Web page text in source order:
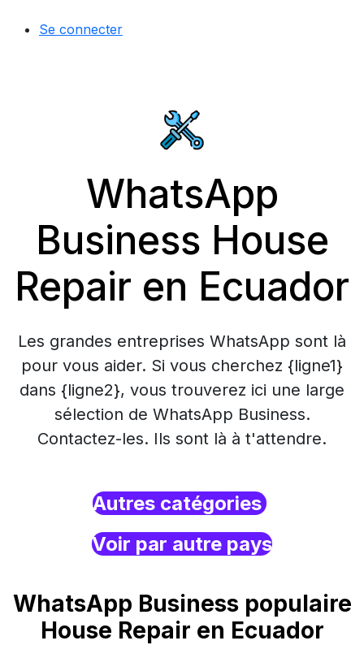
Se connecter
WhatsApp
Business House
Repair en Ecuador
Les grandes entreprises WhatsApp sont là
pour vous aider. Si vous cherchez {ligne1}
dans {ligne2}, vous trouverez ici une large
sélection de WhatsApp Business.
Contactez-les. Ils sont là à t'attendre.
Autres catégories
Voir par autre pays
WhatsApp Business populaire
House Repair en Ecuador